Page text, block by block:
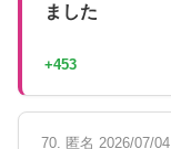
ました
+453
70. 匿名 2026/07/04